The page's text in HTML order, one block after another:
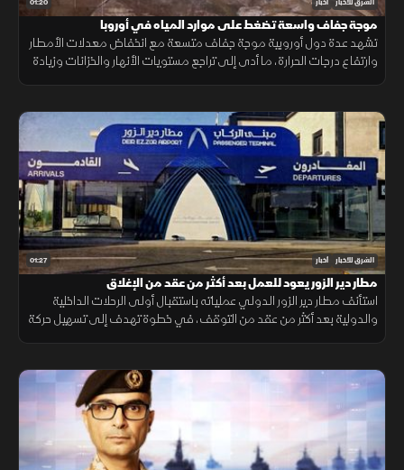
موجة جفاف واسعة تضغط على موارد المياه في أوروبا
تشهد عدة دول أوروبية موجة جفاف متسعة مع انخفاض معدلات الأمطار
وارتفاع درجات الحرارة، ما أدى إلى تراجع مستويات الأنهار والخزانات وزيادة
01:27 الشرق للأخبار أخبار
مطار دير الزور يعود للعمل بعد أكثر من عقد من الإغلاق
استأنف مطار دير الزور الدولي عملياته باستقبال أولى الرحلات الداخلية
والدولية بعد أكثر من عقد من التوقف، في خطوة تهدف إلى تسهيل حركة